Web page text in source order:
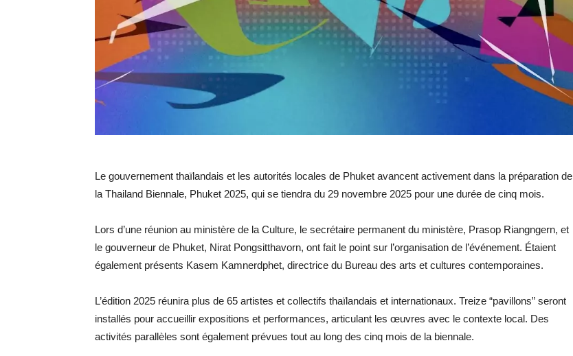
Le gouvernement thaïlandais et les autorités locales de Phuket avancent activement dans la préparation de
la Thailand Biennale, Phuket 2025, qui se tiendra du 29 novembre 2025 pour une durée de cinq mois.
Lors d’une réunion au ministère de la Culture, le secrétaire permanent du ministère, Prasop Riangngern, et
le gouverneur de Phuket, Nirat Pongsitthavorn, ont fait le point sur l’organisation de l’événement. Étaient
également présents Kasem Kamnerdphet, directrice du Bureau des arts et cultures contemporaines.
L’édition 2025 réunira plus de 65 artistes et collectifs thaïlandais et internationaux. Treize “pavillons” seront
installés pour accueillir expositions et performances, articulant les œuvres avec le contexte local. Des
activités parallèles sont également prévues tout au long des cinq mois de la biennale.